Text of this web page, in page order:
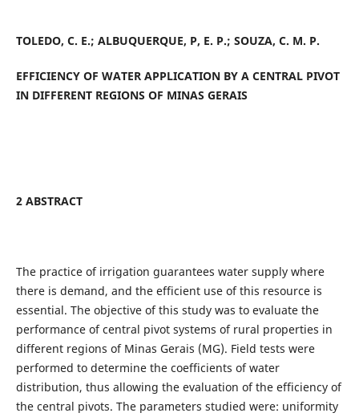
TOLEDO, C. E.; ALBUQUERQUE, P, E. P.; SOUZA, C. M. P.
EFFICIENCY OF WATER APPLICATION BY A CENTRAL PIVOT
IN DIFFERENT REGIONS OF MINAS GERAIS
2 ABSTRACT
The practice of irrigation guarantees water supply where
there is demand, and the efficient use of this resource is
essential. The objective of this study was to evaluate the
performance of central pivot systems of rural properties in
different regions of Minas Gerais (MG). Field tests were
performed to determine the coefficients of water
distribution, thus allowing the evaluation of the efficiency of
the central pivots. The parameters studied were: uniformity